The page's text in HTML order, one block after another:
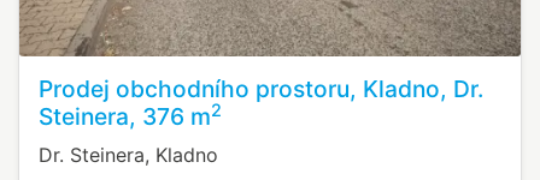
Prodej obchodního prostoru, Kladno, Dr.
Steinera, 376 m2
Dr. Steinera, Kladno